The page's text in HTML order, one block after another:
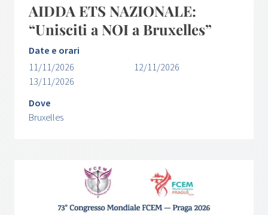
AIDDA ETS NAZIONALE:
“Unisciti a NOI a Bruxelles”
Date e orari
11/11/2026
12/11/2026
13/11/2026
Dove
Bruxelles